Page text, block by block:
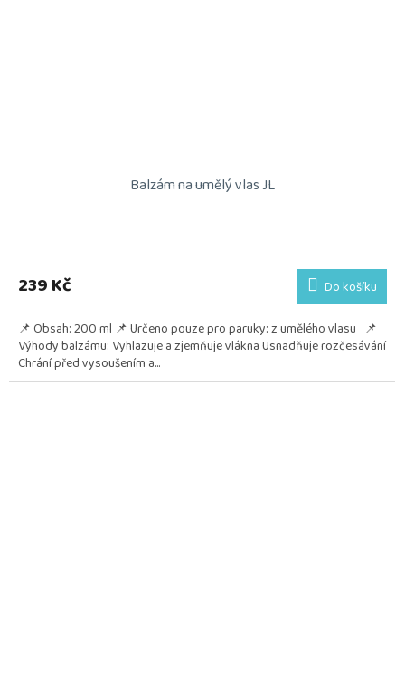
Balzám na umělý vlas JL
239 Kč Do košíku
📌 Obsah: 200 ml 📌 Určeno pouze pro paruky: z umělého vlasu 📌
Výhody balzámu: Vyhlazuje a zjemňuje vlákna Usnadňuje rozčesávání
Chrání před vysoušením a...